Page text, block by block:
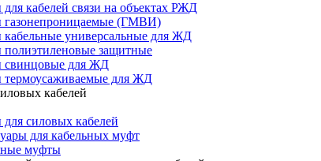
кабелей связи на объектах РЖД
(ГМВИ)
универсальные для ЖД
защитные
для ЖД
для ЖД
кабелей
силовых кабелей
для кабельных муфт
муфты